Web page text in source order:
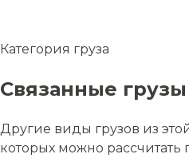
Категория груза
Связанные грузы
Другие виды грузов из
которых можно рассчитать